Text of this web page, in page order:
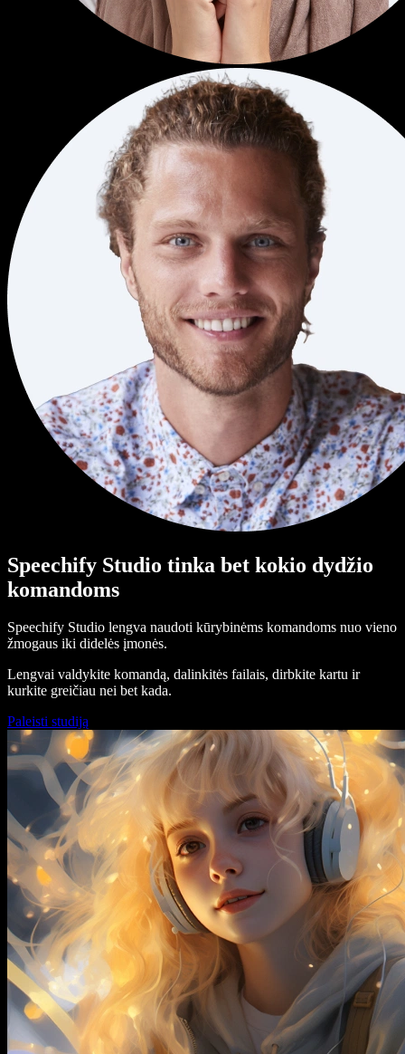
Speechify Studio tinka bet kokio dydžio
komandoms
Speechify Studio lengva naudoti kūrybinėms komandoms nuo vieno
žmogaus iki didelės įmonės.
Lengvai valdykite komandą, dalinkitės failais, dirbkite kartu ir
kurkite greičiau nei bet kada.
Paleisti studiją